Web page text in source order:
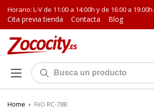
Horario: L-V de 11:00 a 14:00h y de 16:00 a 19:00h.
Cita previa tienda Contacta Blog
Home › FiiO RC-78B